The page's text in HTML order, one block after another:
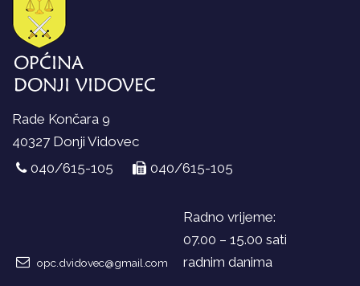
Rade Končara 9
40327 Donji Vidovec
040/615-105
040/615-105
opc.dvidovec@gmail.com
Radno vrijeme:
07.00 – 15.00 sati
radnim danima